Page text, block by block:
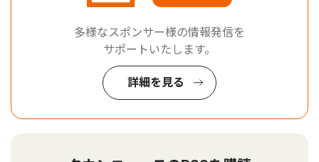
多様なスポンサー様の情報発信を
サポートいたします。
詳細を見る